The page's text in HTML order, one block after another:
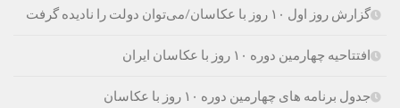
گزارش روز اول ۱۰ روز با عکاسان/می‌توان دولت را نادیده گرفت
افتتاحیه چهارمین دوره ۱۰ روز با عکاسان ایران
جدول برنامه های چهارمین دوره ۱۰ روز با عکاسان